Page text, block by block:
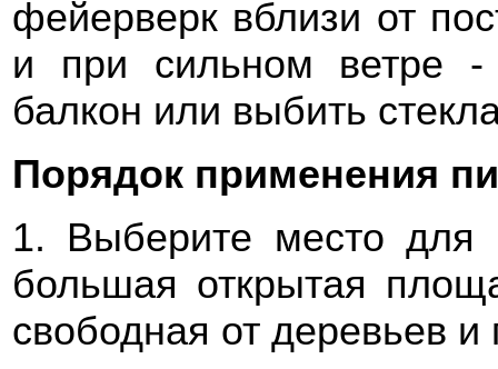
фейерверк вблизи от
и при сильном ветре
балкон или выбить
Порядок применения
1. Выберите место
большая открытая
свободная от деревьев и